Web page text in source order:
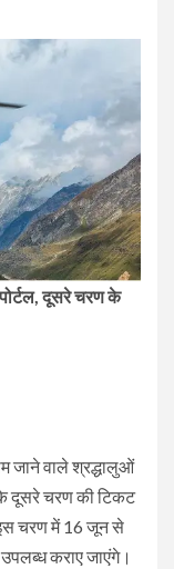
दूसरे चरण के
जाने वाले श्रद्धालुओं
दूसरे चरण की टिकट
चरण में 16 जून से
कराए जाएंगे।